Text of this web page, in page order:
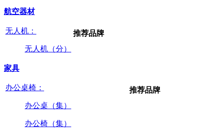
航空器材
无人机：
无人机（分）
推荐品牌
家具
办公桌椅：
办公桌（集）
办公椅（集）
推荐品牌